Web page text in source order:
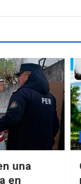
una
en